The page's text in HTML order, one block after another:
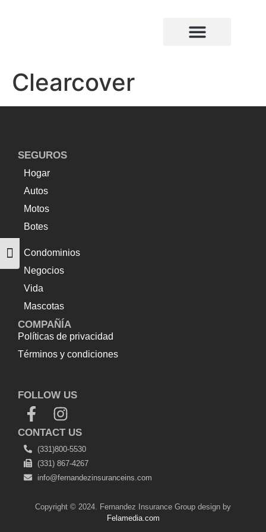
Alternar tamaño de letra
Clearcover
SEGUROS
Hogar
Autos
Motos
Botes
Condominios
Negocios
Vida
Mascotas
COMPAÑÍA
Políticas de privacidad
Términos y condiciones
FOLLOW US
CONTACT US
(331)800-5530
(331) 867-4267
info@fernandezinsuranceins.com
Copyright © 2024. Fernandez Insurance Group design by
Felamedia.com